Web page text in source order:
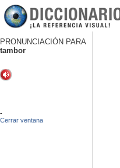
PRONUNCIACIÓN PARA
tambor
-
Cerrar ventana